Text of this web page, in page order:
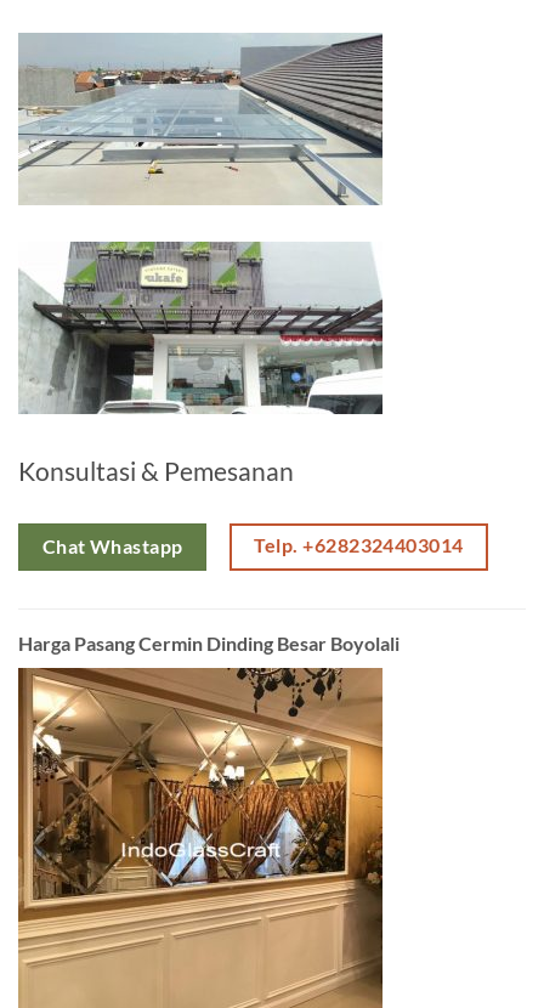
Konsultasi & Pemesanan
Chat Whastapp Telp. +6282324403014
Harga Pasang Cermin Dinding Besar Boyolali